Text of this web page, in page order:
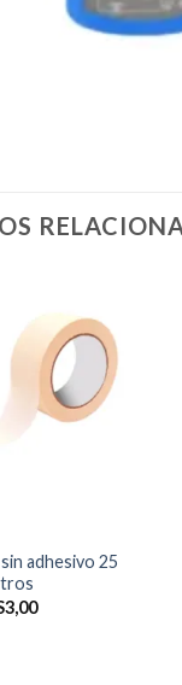
adhesivo 25
3,00